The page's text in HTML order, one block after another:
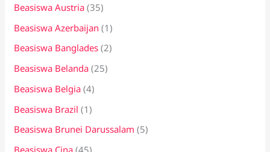
Beasiswa Austria (35)
Beasiswa Azerbaijan (1)
Beasiswa Banglades (2)
Beasiswa Belanda (25)
Beasiswa Belgia (4)
Beasiswa Brazil (1)
Beasiswa Brunei Darussalam (5)